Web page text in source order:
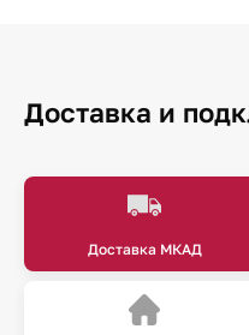
Доставка и
Доставка МКАД